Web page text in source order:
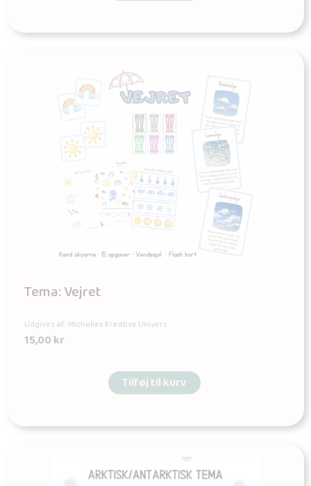
Tema: Vejret
Udgives af: Michelles Kreative Univers
15,00kr
Tilføj til kurv